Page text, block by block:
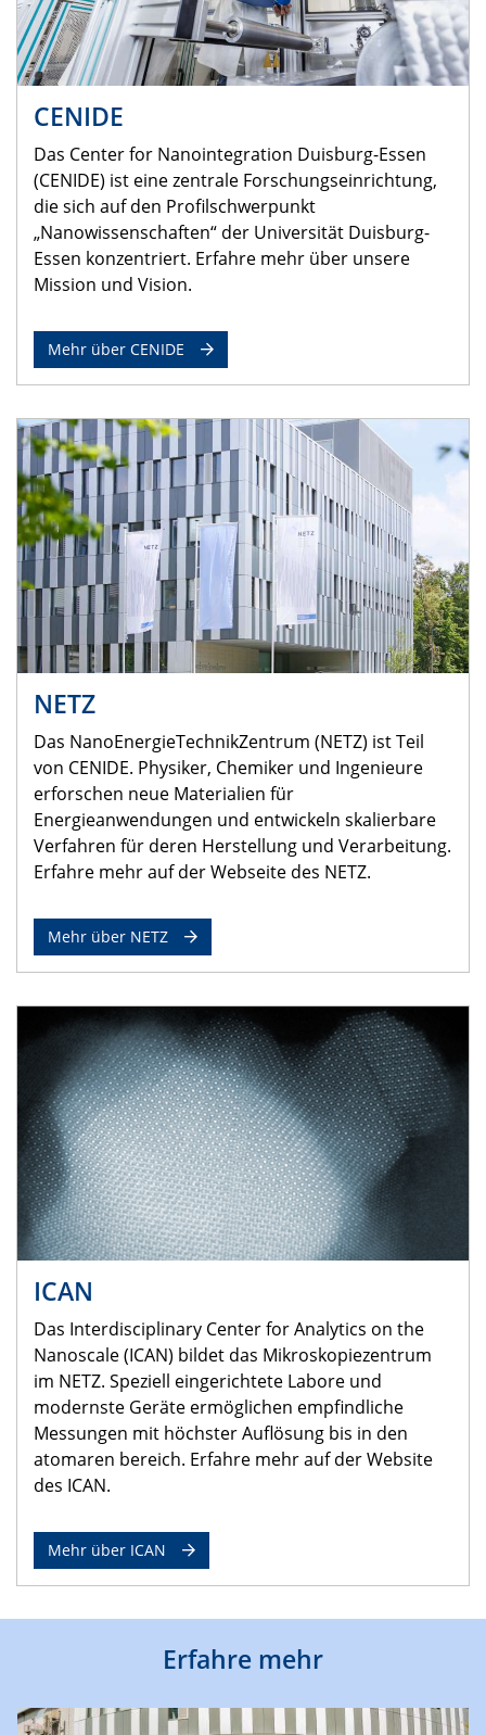
CENIDE
Das Center for Nanointegration Duisburg-Essen
(CENIDE) ist eine zentrale Forschungseinrichtung,
die sich auf den Profilschwerpunkt
„Nanowissenschaften“ der Universität Duisburg-
Essen konzentriert. Erfahre mehr über unsere
Mission und Vision.
Mehr über CENIDE
NETZ
Das NanoEnergieTechnikZentrum (NETZ) ist Teil
von CENIDE. Physiker, Chemiker und Ingenieure
erforschen neue Materialien für
Energieanwendungen und entwickeln skalierbare
Verfahren für deren Herstellung und Verarbeitung.
Erfahre mehr auf der Webseite des NETZ.
Mehr über NETZ
ICAN
Das Interdisciplinary Center for Analytics on the
Nanoscale (ICAN) bildet das Mikroskopiezentrum
im NETZ. Speziell eingerichtete Labore und
modernste Geräte ermöglichen empfindliche
Messungen mit höchster Auflösung bis in den
atomaren bereich. Erfahre mehr auf der Website
des ICAN.
Mehr über ICAN
Erfahre mehr